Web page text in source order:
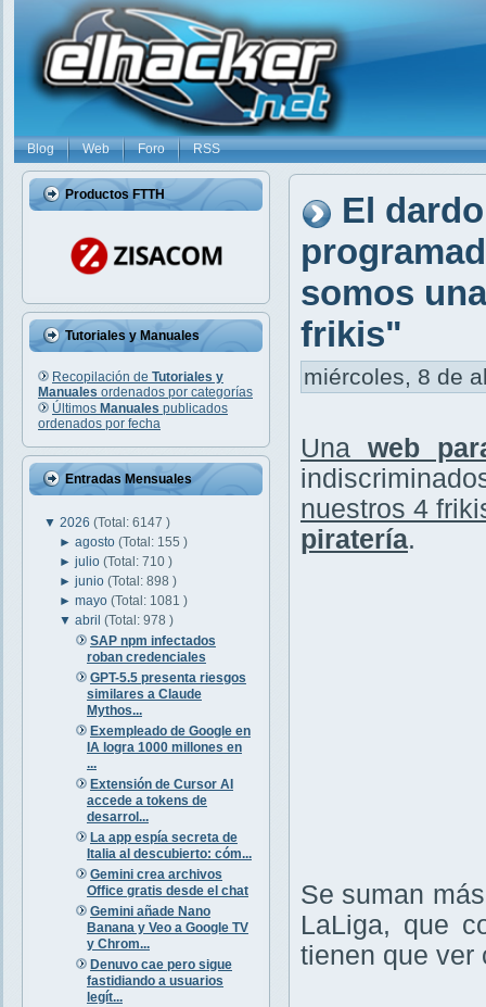
Blog Web Foro RSS
Productos FTTH
Tutoriales y Manuales
Recopilación de Tutoriales y
Manuales ordenados por categorías
Últimos Manuales publicados
ordenados por fecha
Entradas Mensuales
▼ 2026 (Total: 6147 )
►agosto(Total: 155 )
►julio(Total: 710 )
►junio(Total: 898 )
►mayo(Total: 1081 )
▼abril(Total: 978 )
SAP npm infectados
roban credenciales
GPT-5.5 presenta riesgos
similares a Claude
Mythos...
Exempleado de Google en
IA logra 1000 millones en
...
Extensión de Cursor AI
accede a tokens de
desarrol...
La app espía secreta de
Italia al descubierto: cóm...
Gemini crea archivos
Office gratis desde el chat
Gemini añade Nano
Banana y Veo a Google TV
y Chrom...
Denuvo cae pero sigue
fastidiando a usuarios
legít...
El
somos
frikis"
miércoles, 8 de
Una web
nuestros 4
piratería.
Se suman
LaLiga, que
tienen que ver